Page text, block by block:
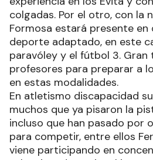
colgadas. Por el otro, con la
Formosa estará presente
deporte adaptado, en este
paravóley y el fútbol 3. Gran
profesores para preparar a
en estas modalidades.
En atletismo discapacidad
muchos que ya pisaron la
incluso que han pasado por
para competir, entre ellos
viene participando en